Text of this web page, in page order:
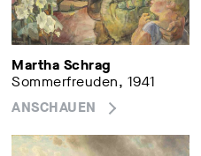
Martha Schrag
Sommerfreuden, 1941
ANSCHAUEN